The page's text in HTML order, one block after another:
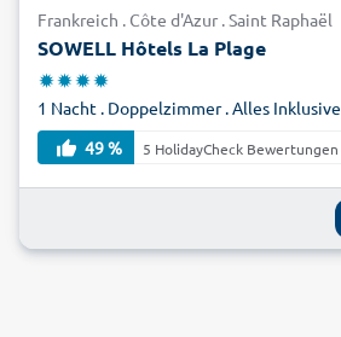
Frankreich . Côte d'Azur . Saint Raphaël
SOWELL Hôtels La Plage
1 Nacht . Doppelzimmer . Alles Inklusive
49 %
5 HolidayCheck Bewertungen